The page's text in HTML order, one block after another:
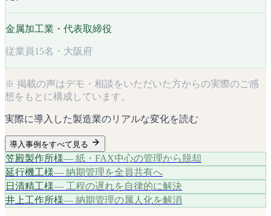
金属加工業・代表取締役
従業員15名・大阪府
※ 掲載の声はデモ・相談をいただいた方からの実際のご感
想をもとに構成しています。
実際に導入した製造業のリアルな変化を読む
導入事例をすべて見る
笠殿製作所様— 紙・FAX中心の管理から脱却
延行機工様— 納期管理を全員共有へ
日清精工様— 工程の遅れを自律的に解決
井上工作所様— 納期管理の属人化を解消